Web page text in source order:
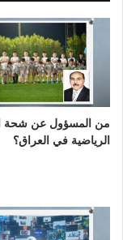
من المسؤول عن شحة
الرياضية في العراق؟